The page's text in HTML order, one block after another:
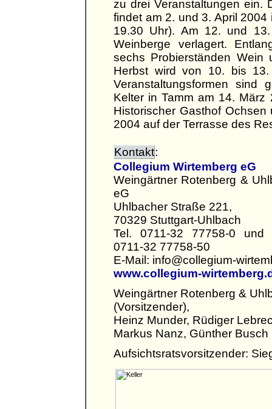
zu drei Veranstaltungen ein.
findet am 2. und 3. April
19.30 Uhr). Am 12. und
Weinberge verlagert.
sechs Probierständen Wein
Herbst wird von 10. bis
Veranstaltungsformen sind
Kelter in Tamm am 14.
Historischer Gasthof
2004 auf der Terrasse des
Kontakt:
Collegium Wirtemberg eG
Weingärtner Rotenberg &
eG
Uhlbacher Straße 221,
70329 Stuttgart-Uhlbach
Tel. 0711-32 77758-0 und
0711-32 77758-50
E-Mail: info@collegium-
www.collegium-
Weingärtner Rotenberg &
(Vorsitzender),
Heinz Munder, Rüdiger
Markus Nanz, Günther Busch
Aufsichtsratsvorsitzender: